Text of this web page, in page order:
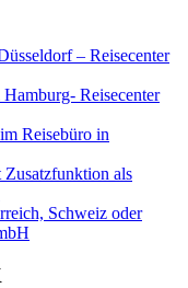
– Reisecenter
Reisecenter
Reisebüro in
Zusatzfunktion als
Schweiz oder